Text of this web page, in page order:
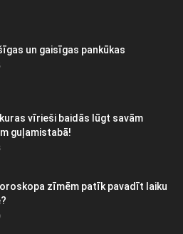
un gaisīgas pankūkas
vīrieši baidās lūgt savām
guļamistabā!
zīmēm patīk pavadīt laiku